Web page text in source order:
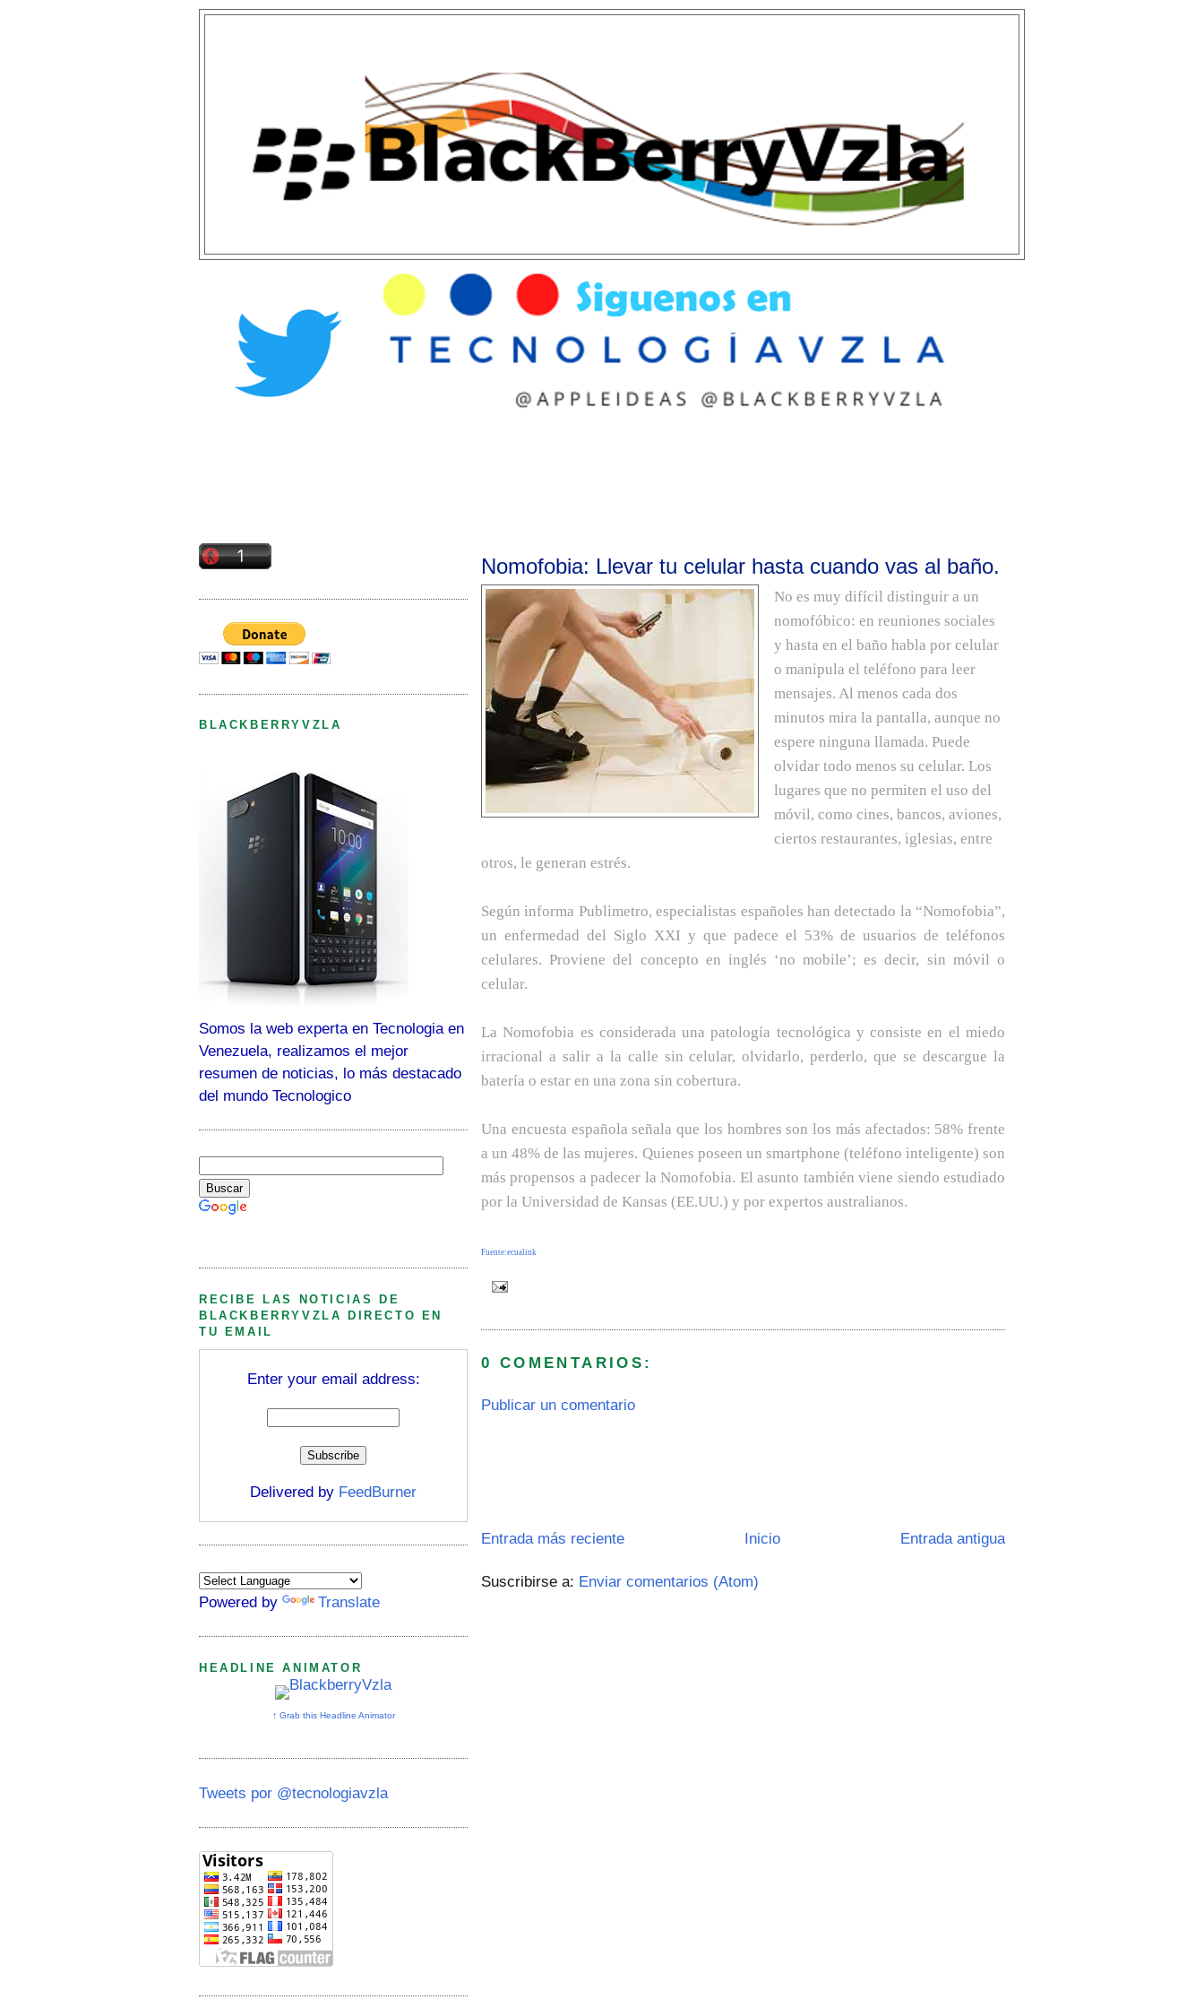
Nomofobia: Llevar tu celular hasta cuando vas al baño.
No es muy difícil distinguir a un
nomofóbico: en reuniones sociales
y hasta en el baño habla por celular
o manipula el teléfono para leer
mensajes. Al menos cada dos
minutos mira la pantalla, aunque no
espere ninguna llamada. Puede
olvidar todo menos su celular. Los
lugares que no permiten el uso del
móvil, como cines, bancos, aviones,
ciertos restaurantes, iglesias, entre
otros, le generan estrés.
Según informa Publimetro, especialistas españoles han detectado la “Nomofobia”,
un enfermedad del Siglo XXI y que padece el 53% de usuarios de teléfonos
celulares. Proviene del concepto en inglés ‘no mobile’; es decir, sin móvil o
celular.
La Nomofobia es considerada una patología tecnológica y consiste en el miedo
irracional a salir a la calle sin celular, olvidarlo, perderlo, que se descargue la
batería o estar en una zona sin cobertura.
Una encuesta española señala que los hombres son los más afectados: 58% frente
a un 48% de las mujeres. Quienes poseen un smartphone (teléfono inteligente) son
más propensos a padecer la Nomofobia. El asunto también viene siendo estudiado
por la Universidad de Kansas (EE.UU.) y por expertos australianos.
Fuente:ecualink
0 COMENTARIOS:
Publicar un comentario
Entrada más reciente Entrada antigua
Inicio
Suscribirse a: Enviar comentarios (Atom)
BLACKBERRYVZLA
Somos la web experta en Tecnologia en
Venezuela, realizamos el mejor
resumen de noticias, lo más destacado
del mundo Tecnologico
RECIBE LAS NOTICIAS DE
BLACKBERRYVZLA DIRECTO EN
TU EMAIL
Enter your email address:
Delivered by FeedBurner
Powered by Translate
HEADLINE ANIMATOR
↑ Grab this Headline Animator
Tweets por @tecnologiavzla